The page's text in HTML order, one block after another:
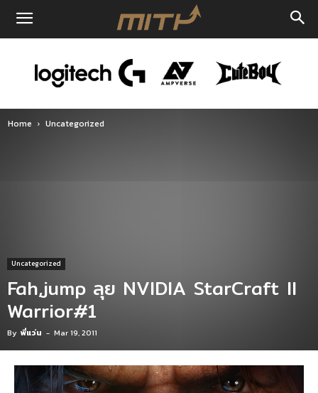
Home Uncategorized
Uncategorized
Fah,jump ลุย NVIDIA StarCraft II
Warrior#1
By พี่แว่น - Mar 19, 2011